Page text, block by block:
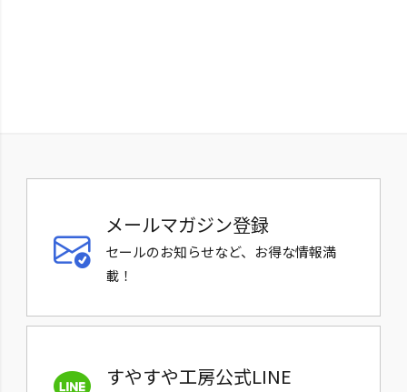
メールマガジン登録
セールのお知らせなど、お得な情報満
載！
すやすや工房公式LINE